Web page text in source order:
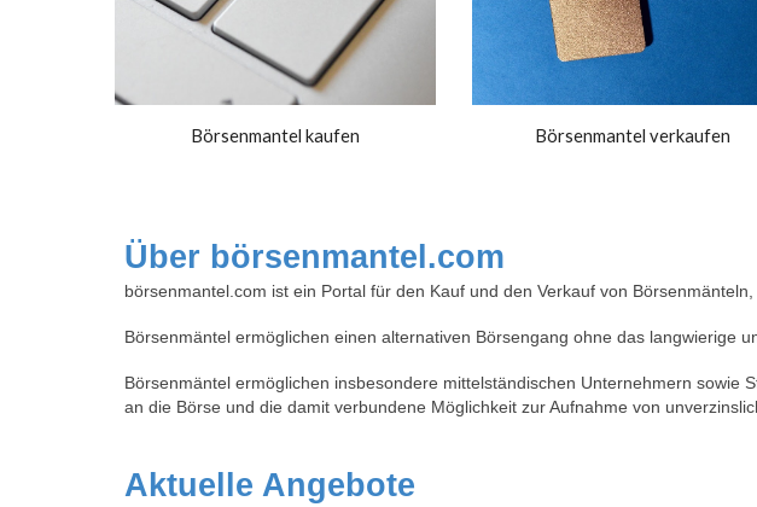
Börsenmantel kaufen Börsenmantel verkaufen
Über börsenmantel.com
börsenmantel.com ist ein Portal für den Kauf und den Verkauf von
Börsenmäntel ermöglichen einen alternativen Börsengang ohne das langwierige
Börsenmäntel ermöglichen insbesondere mittelständischen Unternehmern
an die Börse und die damit verbundene Möglichkeit zur Aufnahme von
Aktuelle Angebote